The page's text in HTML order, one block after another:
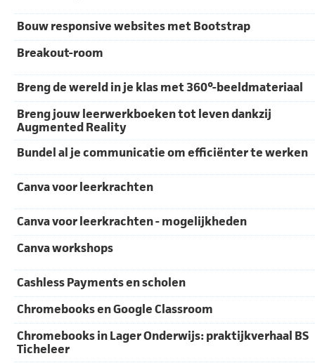
Bouw responsive websites met Bootstrap
Breakout-room
Breng de wereld in je klas met 360°-beeldmateriaal
Breng jouw leerwerkboeken tot leven dankzij
Augmented Reality
Bundel al je communicatie om efficiënter te werken
Canva voor leerkrachten
Canva voor leerkrachten - mogelijkheden
Canva workshops
Cashless Payments en scholen
Chromebooks en Google Classroom
Chromebooks in Lager Onderwijs: praktijkverhaal BS
Ticheleer